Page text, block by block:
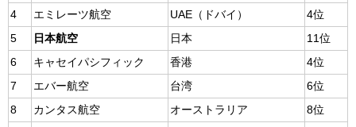
4
エミレーツ航空 UAE（ドバイ）
4位
5
日本航空 日本
11位
6
キャセイパシフィック 香港
4位
7
エバー航空 台湾
6位
8
カンタス航空 オーストラリア
8位